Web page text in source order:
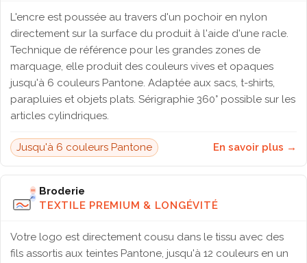
L'encre est poussée au travers d'un pochoir en nylon
directement sur la surface du produit à l'aide d'une racle.
Technique de référence pour les grandes zones de
marquage, elle produit des couleurs vives et opaques
jusqu'à 6 couleurs Pantone. Adaptée aux sacs, t-shirts,
parapluies et objets plats. Sérigraphie 360° possible sur les
articles cylindriques.
Jusqu'à 6 couleurs Pantone En savoir plus →
Broderie
TEXTILE PREMIUM & LONGÉVITÉ
Votre logo est directement cousu dans le tissu avec des
fils assortis aux teintes Pantone, jusqu'à 12 couleurs en un